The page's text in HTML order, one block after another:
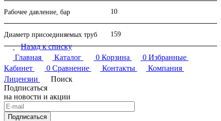
Рабочая температура tmax, °C
Рабочая среда
вода, пар, газ
Чтобы купить в Перми фланцы стальные плоские приварные
нужного размера, вам не придется тратить много времени на
поиски. Все необходимое уже есть в наличии в интернет-
магазине "Нива".
Рабочее давление, бар 10
Диаметр присоединяемых труб 159
Назад к списку
Главная
Каталог 0 Корзина 0 Избранные
Кабинет
0 Сравнение Контакты
Компания
Лицензии
Поиск
Подписаться
на новости и акции
Подписаться